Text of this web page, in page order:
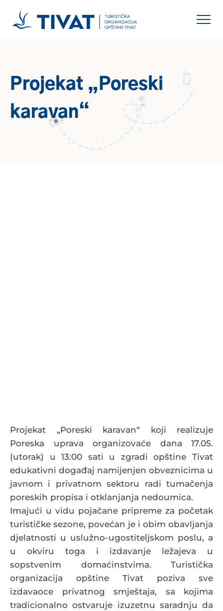
Projekat „Poreski
karavan“
Projekat „Poreski karavan“ koji realizuje
Poreska uprava organizovaće dana 17.05.
(utorak) u 13:00 sati u zgradi opštine Tivat
edukativni događaj namijenjen obveznicima u
javnom i privatnom sektoru radi tumačenja
poreskih propisa i otklanjanja nedoumica.
Imajući u vidu pojačane pripreme za početak
turističke sezone, povećan je i obim obavljanja
djelatnosti u uslužno-ugostiteljskom poslu, a
u okviru toga i izdavanje ležajeva u
sopstvenim domaćinstvima. Turistička
organizacija opštine Tivat poziva sve
izdavaoce privatnog smještaja, sa kojima
tradicionalno ostvaruje izuzetnu saradnju da